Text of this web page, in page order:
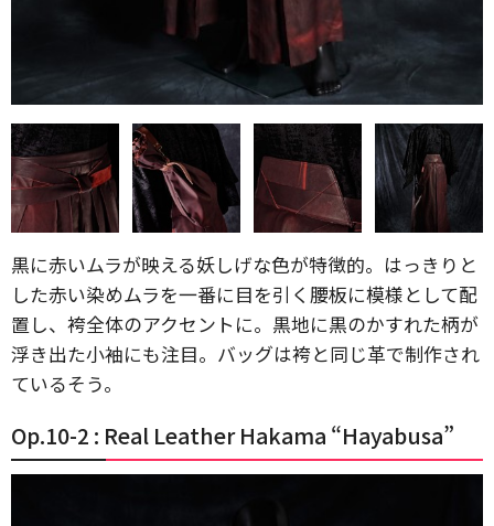
黒に赤いムラが映える妖しげな色が特徴的。はっきりと
した赤い染めムラを一番に目を引く腰板に模様として配
置し、袴全体のアクセントに。黒地に黒のかすれた柄が
浮き出た小袖にも注目。バッグは袴と同じ革で制作され
ているそう。
Op.10-2 : Real Leather Hakama “Hayabusa”